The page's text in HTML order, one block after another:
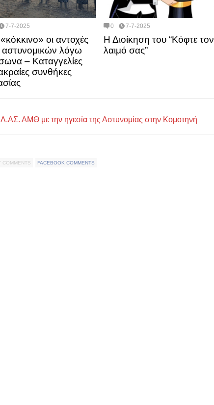
7-7-2025
οι αντοχές
λόγω
– Καταγγελίες
συνθήκες
0 7-7-2025
Η Διοίκηση του “Κόφτε τον
λαιμό σας”
ΑΜΘ με την ηγεσία της Αστυνομίας στην Κομοτηνή
COMMENTS FACEBOOK COMMENTS